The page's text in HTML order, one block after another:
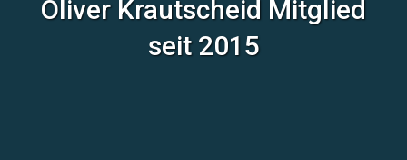
Oliver Krautscheid Mitglied
seit 2015